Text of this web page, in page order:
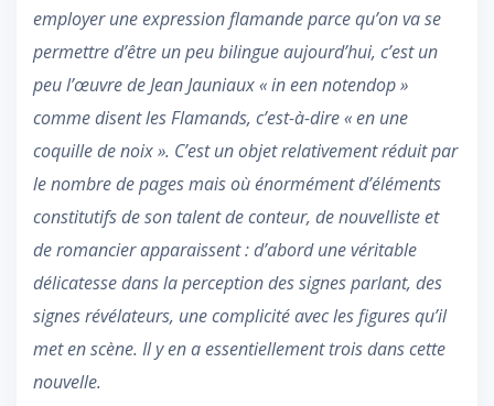
employer une expression flamande parce qu’on va se
permettre d’être un peu bilingue aujourd’hui, c’est un
peu l’œuvre de Jean Jauniaux « in een notendop »
comme disent les Flamands, c’est-à-dire « en une
coquille de noix ». C’est un objet relativement réduit par
le nombre de pages mais où énormément d’éléments
constitutifs de son talent de conteur, de nouvelliste et
de romancier apparaissent : d’abord une véritable
délicatesse dans la perception des signes parlant, des
signes révélateurs, une complicité avec les figures qu’il
met en scène. Il y en a essentiellement trois dans cette
nouvelle.